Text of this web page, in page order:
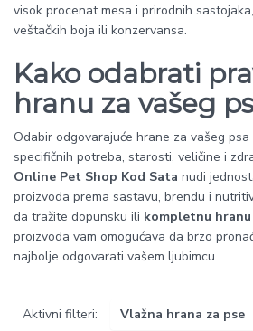
visok procenat mesa i prirodnih
veštačkih boja ili konzervansa.
Kako odabrati
hranu za vašeg
Odabir odgovarajuće hrane za vašeg
specifičnih potreba, starosti, veličine i
Online Pet Shop Kod Sata nudi
proizvoda prema sastavu, brendu i
da tražite dopunsku ili kompletnu hranu
proizvoda vam omogućava da brzo
najbolje odgovarati vašem ljubimcu.
Aktivni filteri: Vlažna hrana za pse